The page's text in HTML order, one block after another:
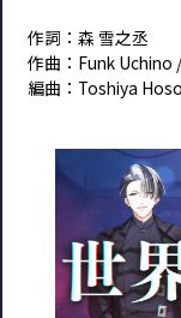
作詞：森 雪之丞
作曲：Funk Uchino
編曲：Toshiya